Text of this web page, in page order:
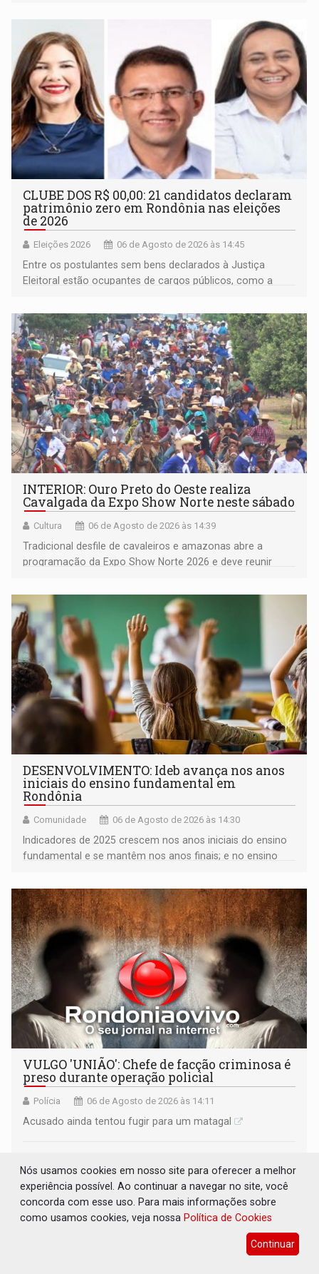
CLUBE DOS R$ 00,00: 21 candidatos declaram
patrimônio zero em Rondônia nas eleições
de 2026
Eleições 2026 06 de Agosto de 2026 às 14:45
Entre os postulantes sem bens declarados à Justiça
Eleitoral estão ocupantes de cargos públicos, como a
Pedro Geovar (PP) e a vice-prefeita Magna dos Anjos
(NOVO)
INTERIOR: Ouro Preto do Oeste realiza
Cavalgada da Expo Show Norte neste sábado
Cultura 06 de Agosto de 2026 às 14:39
Tradicional desfile de cavaleiros e amazonas abre a
programação da Expo Show Norte 2026 e deve reunir
DESENVOLVIMENTO: Ideb avança nos anos
iniciais do ensino fundamental em
Rondônia
Comunidade 06 de Agosto de 2026 às 14:30
Indicadores de 2025 crescem nos anos iniciais do ensino
fundamental e se mantêm nos anos finais; e no ensino
VULGO 'UNIÃO': Chefe de facção criminosa é
preso durante operação policial
Polícia 06 de Agosto de 2026 às 14:11
Acusado ainda tentou fugir para um matagal
Nós usamos cookies em nosso site para oferecer a melhor
experiência possível. Ao continuar a navegar no site, você
concorda com esse uso. Para mais informações sobre
como usamos cookies, veja nossa Política de Cookies
Continuar